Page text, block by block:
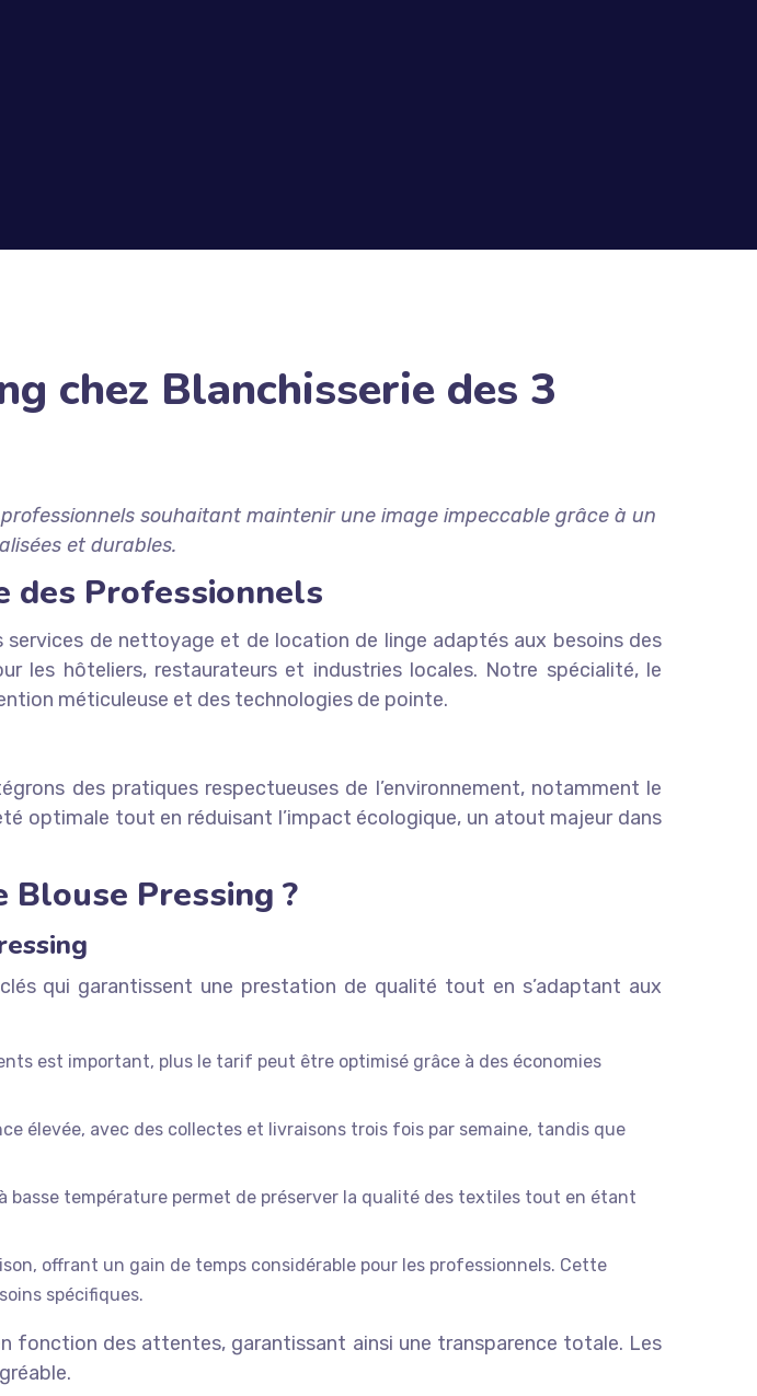
chez Blanchisserie des 3
souhaitant maintenir une image impeccable grâce à un
et durables.
des Professionnels
services de nettoyage et de location de linge adaptés aux besoins des
les hôteliers, restaurateurs et industries locales. Notre spécialité, le
méticuleuse et des technologies de pointe.
des pratiques respectueuses de l’environnement, notamment le
optimale tout en réduisant l’impact écologique, un atout majeur dans
Pressing ?
qui garantissent une prestation de qualité tout en s’adaptant aux
est important, plus le tarif peut être optimisé grâce à des économies
élevée, avec des collectes et livraisons trois fois par semaine, tandis que
basse température permet de préserver la qualité des textiles tout en étant
offrant un gain de temps considérable pour les professionnels. Cette
spécifiques.
fonction des attentes, garantissant ainsi une transparence totale. Les